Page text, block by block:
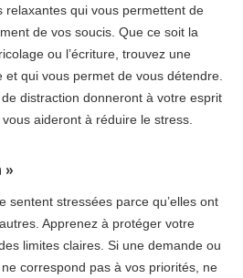
relaxantes qui vous permettent de
de vos soucis. Que ce soit la
ou l’écriture, trouvez une
qui vous permet de vous détendre.
distraction donneront à votre esprit
aideront à réduire le stress.
»
sentent stressées parce qu’elles ont
Apprenez à protéger votre
limites claires. Si une demande ou
correspond pas à vos priorités, ne